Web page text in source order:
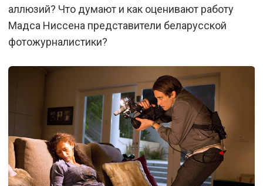
аллюзий? Что думают и как оценивают работу
Мадса Ниссена представители беларусской
фотожурналистики?